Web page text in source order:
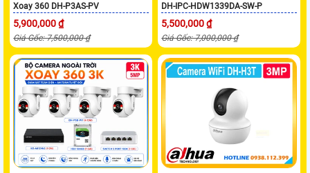
Xoay 360 DH-P3AS-PV
5,900,000 ₫
Giá Gốc: 7,500,000 ₫
DH-IPC-HDW1339DA-SW-P
5,500,000 ₫
Giá Gốc: 7,000,000 ₫